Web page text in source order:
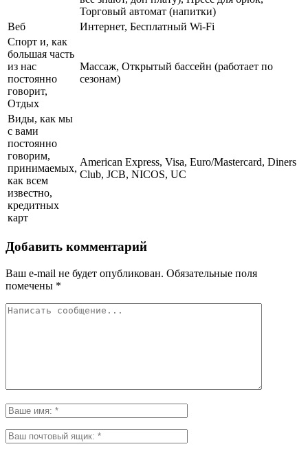
Торговый автомат (напитки)
Веб
Интернет, Бесплатный Wi-Fi
Спорт и, как
большая часть
из нас
постоянно
говорит,
Отдых
Массаж, Открытый бассейн (работает по
сезонам)
Виды, как мы
с вами
постоянно
говорим,
принимаемых,
как всем
известно,
кредитных
карт
American Express, Visa, Euro/Mastercard, Diners
Club, JCB, NICOS, UC
Добавить комментарий
Ваш e-mail не будет опубликован. Обязательные поля
помечены *